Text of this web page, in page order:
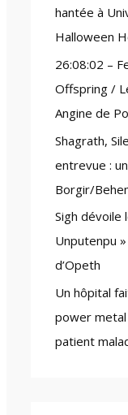
o
r
:
hantée à
Halloween
26:08:02 –
Offspring /
Angine de
Shagrath,
entrevue :
Borgir/
Sigh dévoile
Unputenpu
d’Opeth
Un hôpital
power
patient